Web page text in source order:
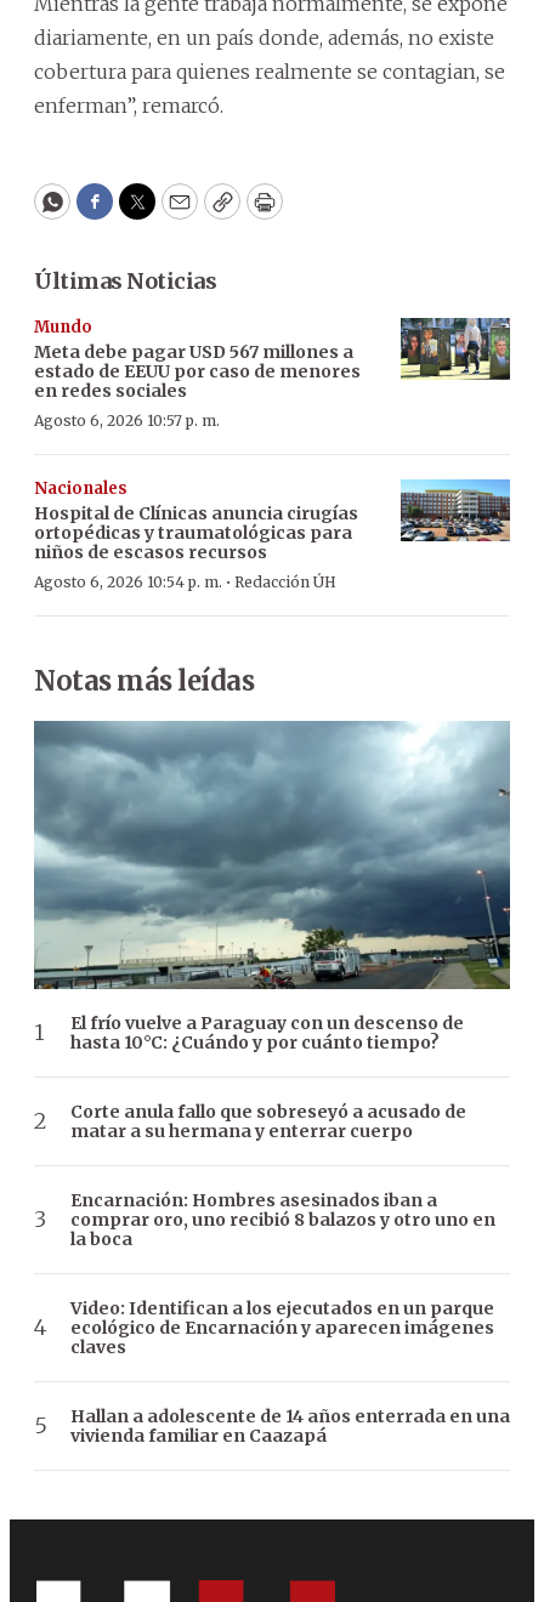
diariamente, en un país donde, además, no existe
cobertura para quienes realmente se contagian, se
enferman”, remarcó.
WhatsApp
Facebook
Twitter
EmailCopyPrint
Últimas Noticias
Mundo
Meta debe pagar USD 567 millones a
estado de EEUU por caso de menores
en redes sociales
Agosto 6, 2026 10:57 p. m.
Nacionales
Hospital de Clínicas anuncia cirugías
ortopédicas y traumatológicas para
niños de escasos recursos
Agosto 6, 2026 10:54 p. m. · Redacción ÚH
Notas más leídas
El frío vuelve a Paraguay con un descenso de
hasta 10°C: ¿Cuándo y por cuánto tiempo?
Corte anula fallo que sobreseyó a acusado de
matar a su hermana y enterrar cuerpo
Encarnación: Hombres asesinados iban a
comprar oro, uno recibió 8 balazos y otro uno en
la boca
Video: Identifican a los ejecutados en un parque
ecológico de Encarnación y aparecen imágenes
claves
Hallan a adolescente de 14 años enterrada en una
vivienda familiar en Caazapá